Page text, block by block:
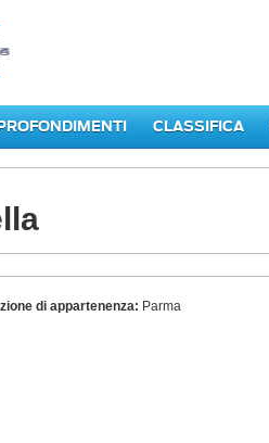
CLASSIFICA
di appartenenza: Parma